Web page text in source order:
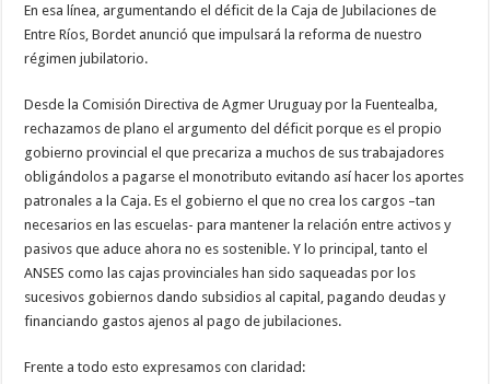
En esa línea, argumentando el déficit de la Caja de Jubilaciones de
Entre Ríos, Bordet anunció que impulsará la reforma de nuestro
régimen jubilatorio.
Desde la Comisión Directiva de Agmer Uruguay por la Fuentealba,
rechazamos de plano el argumento del déficit porque es el propio
gobierno provincial el que precariza a muchos de sus trabajadores
obligándolos a pagarse el monotributo evitando así hacer los aportes
patronales a la Caja. Es el gobierno el que no crea los cargos –tan
necesarios en las escuelas- para mantener la relación entre activos y
pasivos que aduce ahora no es sostenible. Y lo principal, tanto el
ANSES como las cajas provinciales han sido saqueadas por los
sucesivos gobiernos dando subsidios al capital, pagando deudas y
financiando gastos ajenos al pago de jubilaciones.
Frente a todo esto expresamos con claridad: